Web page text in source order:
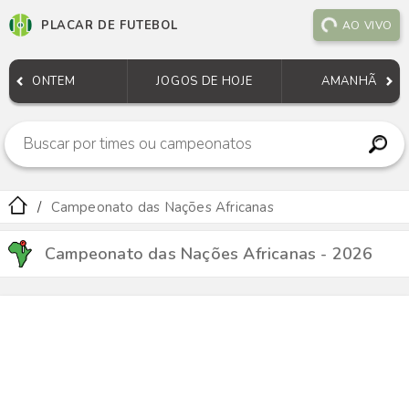
PLACAR DE FUTEBOL AO VIVO
ONTEM JOGOS DE HOJE AMANHÃ
Campeonato das Nações Africanas
Campeonato das Nações Africanas - 2026